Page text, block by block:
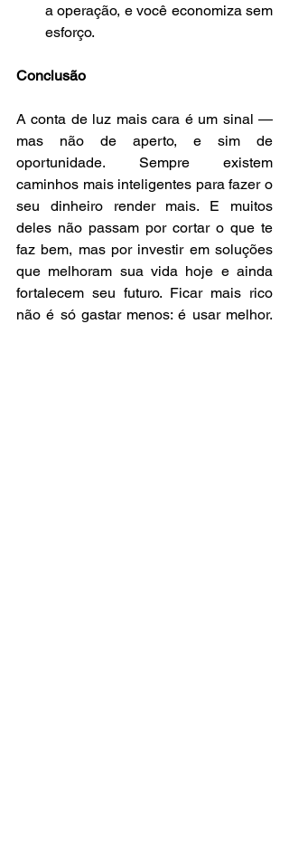
a operação, e você economiza sem
esforço.
Conclusão
A conta de luz mais cara é um sinal —
mas não de aperto, e sim de
oportunidade. Sempre existem
caminhos mais inteligentes para fazer o
seu dinheiro render mais. E muitos
deles não passam por cortar o que te
faz bem, mas por investir em soluções
que melhoram sua vida hoje e ainda
fortalecem seu futuro. Ficar mais rico
não é só gastar menos: é usar melhor.